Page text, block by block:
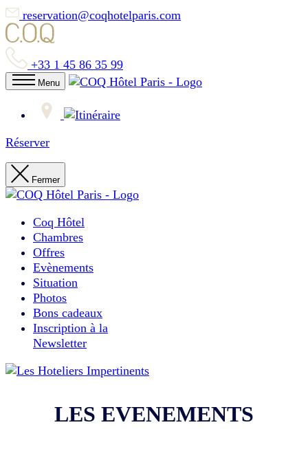
reservation@coqhotelparis.com
+33 1 45 86 35 99
Menu
Réserver
Fermer
Coq Hôtel
Chambres
Offres
Evènements
Situation
Photos
Bons cadeaux
Inscription à la
Newsletter
LES EVENEMENTS